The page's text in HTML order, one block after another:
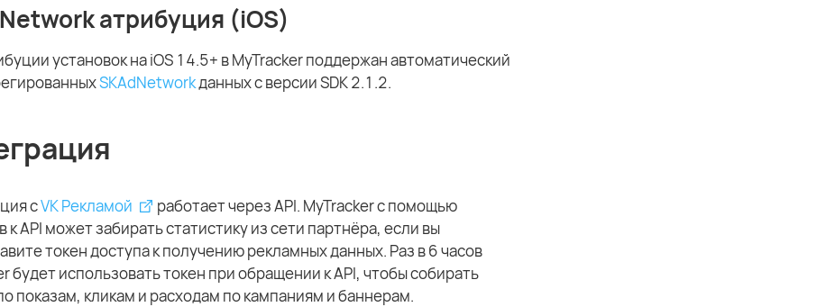
атрибуция (iOS)
установок на iOS 14.5+ в MyTracker поддержан автоматический
SKAdNetworkданных с версии SDK 2.1.2.
сVK Рекламой
работает через API. MyTracker с помощью
к API может забирать статистику из сети партнёра, если вы
токен доступа к получению рекламных данных. Раз в 6 часов
будет использовать токен при обращении к API, чтобы собирать
показам, кликам и расходам по кампаниям и баннерам.